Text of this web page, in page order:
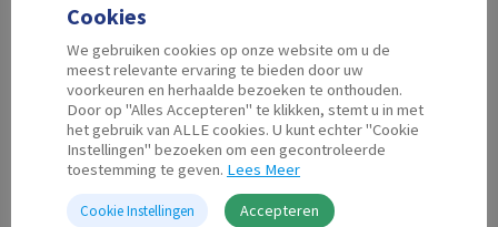
Zwart
HP 951 XL
Cyaan
Cookies
We gebruiken cookies op onze website om u de
meest relevante ervaring te bieden door uw
voorkeuren en herhaalde bezoeken te onthouden.
Door op "Alles Accepteren" te klikken, stemt u in met
het gebruik van ALLE cookies. U kunt echter "Cookie
Instellingen" bezoeken om een gecontroleerde
toestemming te geven. Lees Meer
Cookie Instellingen Accepteren